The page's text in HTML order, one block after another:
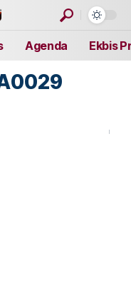
Agenda Ekbis